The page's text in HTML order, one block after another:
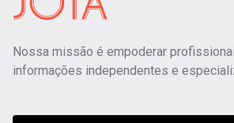
Nossa missão é empoderar
informações independentes e